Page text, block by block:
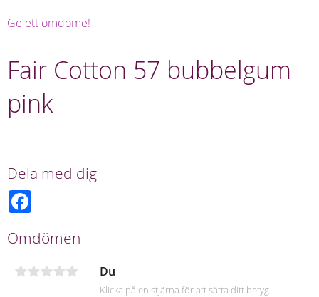
Ge ett omdöme!
Fair Cotton 57 bubbelgum
pink
Dela med dig
b
o
k
Omdömen
Du
Klicka på en stjärna för att sätta ditt betyg